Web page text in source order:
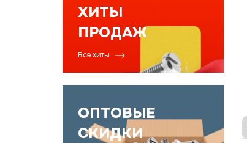
ХИТЫ
ПРОДАЖ
Все хиты
ОПТОВЫЕ
СКИДКИ